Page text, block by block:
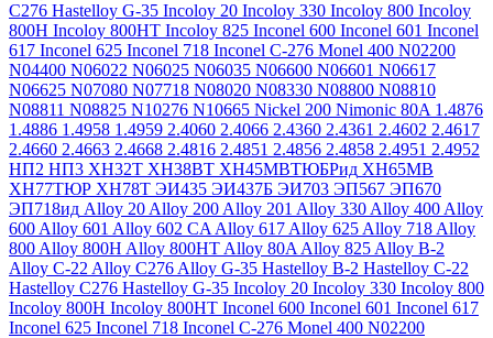
C276 Hastelloy G-35 Incoloy 20 Incoloy 330 Incoloy 800 Incoloy
800H Incoloy 800HT Incoloy 825 Inconel 600 Inconel 601 Inconel
617 Inconel 625 Inconel 718 Inconel C-276 Monel 400 N02200
N04400 N06022 N06025 N06035 N06600 N06601 N06617
N06625 N07080 N07718 N08020 N08330 N08800 N08810
N08811 N08825 N10276 N10665 Nickel 200 Nimonic 80A 1.4876
1.4886 1.4958 1.4959 2.4060 2.4066 2.4360 2.4361 2.4602 2.4617
2.4660 2.4663 2.4668 2.4816 2.4851 2.4856 2.4858 2.4951 2.4952
НП2 НП3 ХН32Т ХН38ВТ ХН45МВТЮБРид ХН65МВ
ХН77ТЮР ХН78Т ЭИ435 ЭИ437Б ЭИ703 ЭП567 ЭП670
ЭП718ид Alloy 20 Alloy 200 Alloy 201 Alloy 330 Alloy 400 Alloy
600 Alloy 601 Alloy 602 CA Alloy 617 Alloy 625 Alloy 718 Alloy
800 Alloy 800H Alloy 800HT Alloy 80A Alloy 825 Alloy B-2
Alloy C-22 Alloy C276 Alloy G-35 Hastelloy B-2 Hastelloy C-22
Hastelloy C276 Hastelloy G-35 Incoloy 20 Incoloy 330 Incoloy 800
Incoloy 800H Incoloy 800HT Inconel 600 Inconel 601 Inconel 617
Inconel 625 Inconel 718 Inconel C-276 Monel 400 N02200